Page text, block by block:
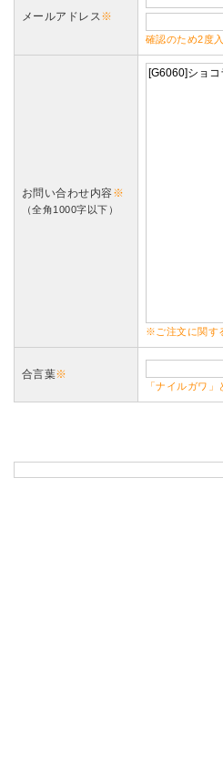
メールアドレス※
確認のため2度
お問い合わせ内容※
（全角1000字以下）
※ご注文に関す
合言葉※
「ナイルガワ